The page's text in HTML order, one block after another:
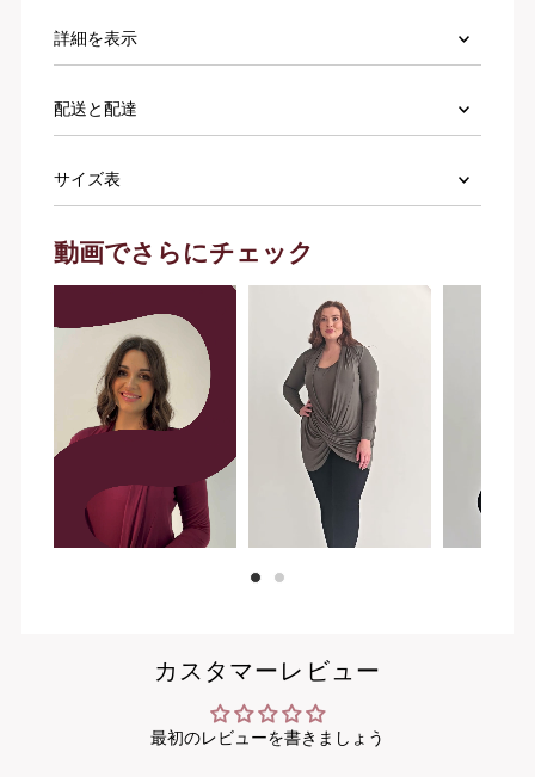
詳細を表示
配送と配達
サイズ表
動画でさらにチェック
1 2
カスタマーレビュー
最初のレビューを書きましょう